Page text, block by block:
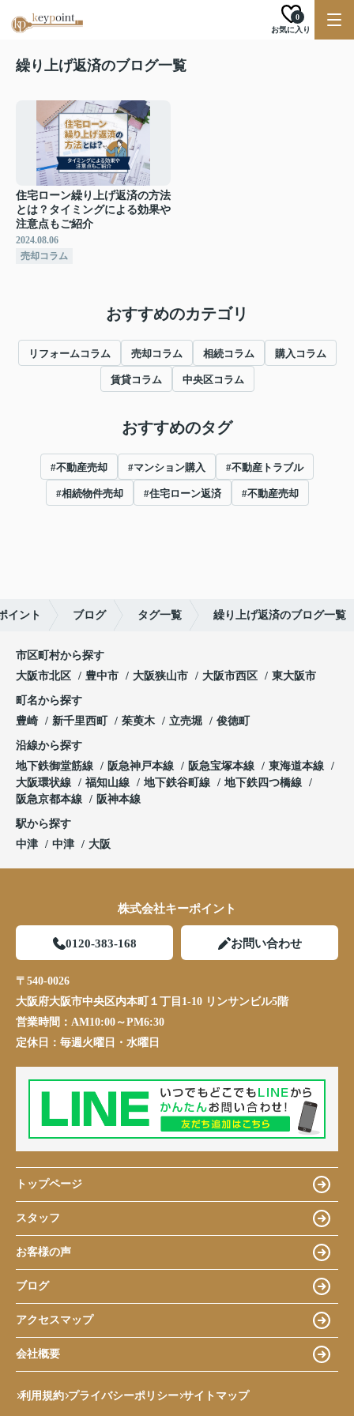
お気に入り
0
繰り上げ返済のブログ一覧
住宅ローン繰り上げ返済の方法
とは？タイミングによる効果や
注意点もご紹介
2024.08.06
売却コラム
おすすめのカテゴリ
リフォームコラム 売却コラム 相続コラム 購入コラム
賃貸コラム 中央区コラム
おすすめのタグ
#不動産売却 #マンション購入 #不動産トラブル
#相続物件売却 #住宅ローン返済 #不動産売却
イント ブログ タグ一覧 繰り上げ返済のブログ一覧
市区町村から探す
大阪市北区
豊中市 大阪狭山市 大阪市西区 東大阪市
町名から探す
豊崎
新千里西町 茱萸木 立売堀 俊徳町
沿線から探す
地下鉄御堂筋線
阪急神戸本線 阪急宝塚本線
東海道本線
大阪環状線
福知山線 地下鉄谷町線
地下鉄四つ橋線
阪急京都本線
阪神本線
駅から探す
中津
中津 大阪
株式会社キーポイント
0120-383-168 お問い合わせ
〒540-0026
大阪府大阪市中央区内本町１丁目1-10 リンサンビル5階
営業時間： AM10:00～PM6:30
定休日： 毎週火曜日・水曜日
トップページ
スタッフ
お客様の声
ブログ
アクセスマップ
会社概要
利用規約 プライバシーポリシー サイトマップ